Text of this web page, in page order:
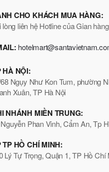
CHO KHÁCH MUA HÀNG:
lòng liên hệ Hotline của Gian hàng
HÀ NỘI:
Ngụy Như Kon Tum, phường
Xuân, TP Hà Nội
NHÁNH MIỀN TRUNG:
Phan Vinh, Cẩm An, Tp
TP HỒ CHÍ MINH:
Lý Tự Trọng, Quận 1, TP Hồ Chí